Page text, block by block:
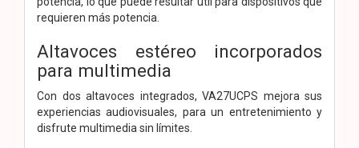
requieren más potencia.
Altavoces estéreo incorporados
para multimedia
Con dos altavoces integrados, VA27UCPS mejora sus
experiencias audiovisuales, para un entretenimiento y
disfrute multimedia sin límites.